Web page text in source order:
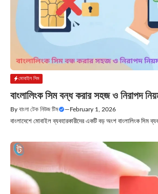
মোবাইল সিম
বাংলালিংক সিম বন্ধ করার সহজ ও নিরাপদ
By বাংলা টেক নিউজ টিম — February 1, 2026
বাংলাদেশে মোবাইল ব্যবহারকারীদের একটি বড় অংশ বাংলালিংক সিম